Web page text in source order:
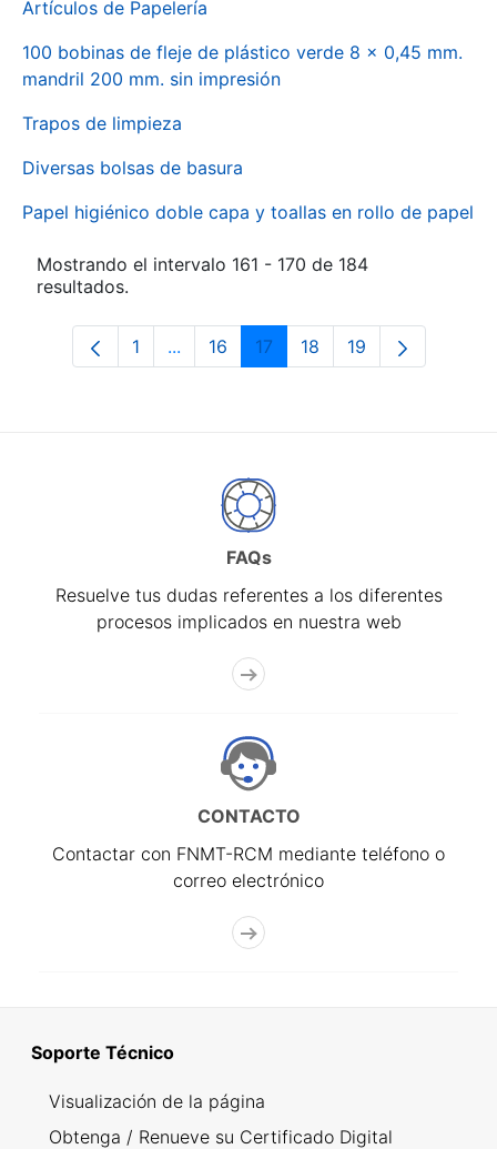
Artículos de Papelería
100 bobinas de fleje de plástico verde 8 x 0,45 mm.
mandril 200 mm. sin impresión
Trapos de limpieza
Diversas bolsas de basura
Papel higiénico doble capa y toallas en rollo de papel
Mostrando el intervalo 161 - 170 de 184
resultados.
Página
1 ...Páginas intermedias Use TAB para
Página
16 Página
17 Página
18 Página
19
FAQs
Resuelve tus dudas referentes a los diferentes
procesos implicados en nuestra web
CONTACTO
Contactar con FNMT-RCM mediante teléfono o
correo electrónico
Soporte Técnico
Visualización de la página
Obtenga / Renueve su Certificado Digital